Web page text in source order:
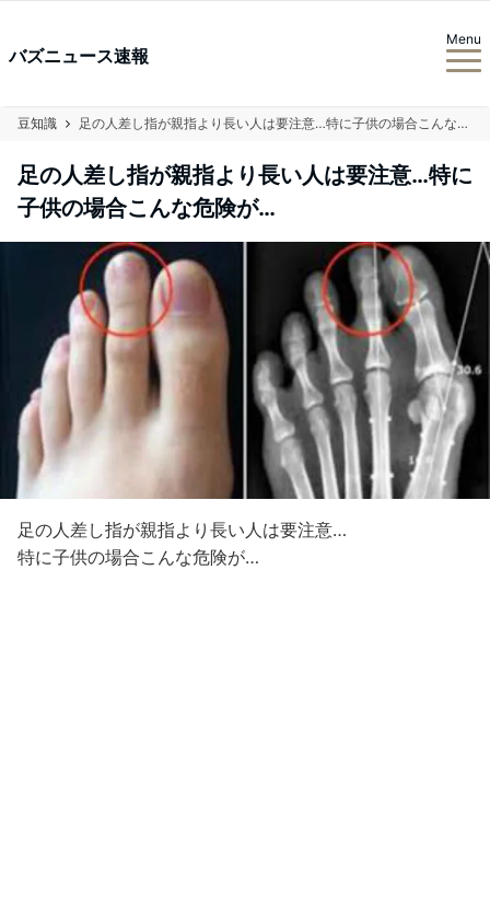
バズニュース速報
Menu
豆知識 足の人差し指が親指より長い人は要注意…特に子供の場合こんな危険が…
足の人差し指が親指より長い人は要注意…特に
子供の場合こんな危険が…
足の人差し指が親指より長い人は要注意…
特に子供の場合こんな危険が…